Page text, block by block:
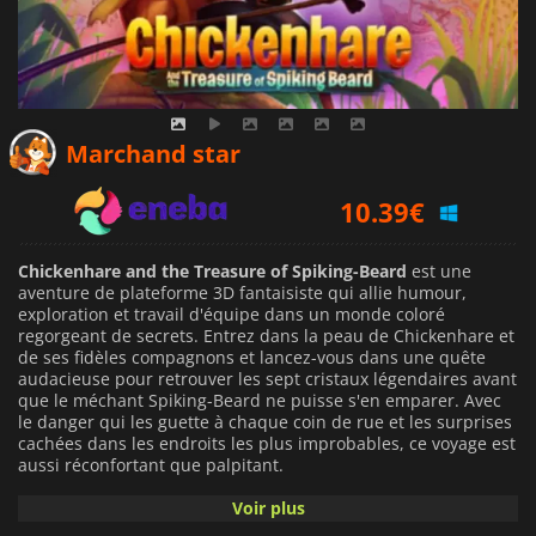
Marchand star
10.39€
9.72€
Chickenhare and the Treasure of Spiking-Beard est une
aventure de plateforme 3D fantaisiste qui allie humour,
exploration et travail d'équipe dans un monde coloré
regorgeant de secrets. Entrez dans la peau de Chickenhare et
de ses fidèles compagnons et lancez-vous dans une quête
audacieuse pour retrouver les sept cristaux légendaires avant
que le méchant Spiking-Beard ne puisse s'en emparer. Avec
le danger qui les guette à chaque coin de rue et les surprises
cachées dans les endroits les plus improbables, ce voyage est
aussi réconfortant que palpitant.
L'aventure se déroule dans des paysages vibrants et
Voir plus